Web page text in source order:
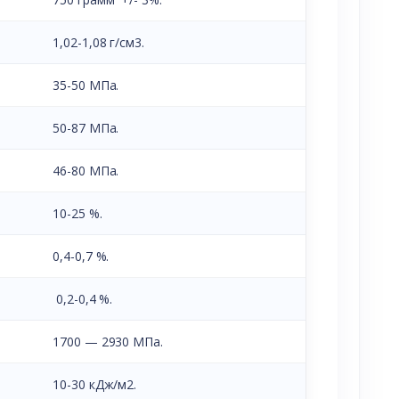
1,02-1,08 г/см3.
35-50 МПа.
50-87 МПа.
46-80 МПа.
10-25 %.
0,4-0,7 %.
0,2-0,4 %.
1700 — 2930 МПа.
10-30 кДж/м2.